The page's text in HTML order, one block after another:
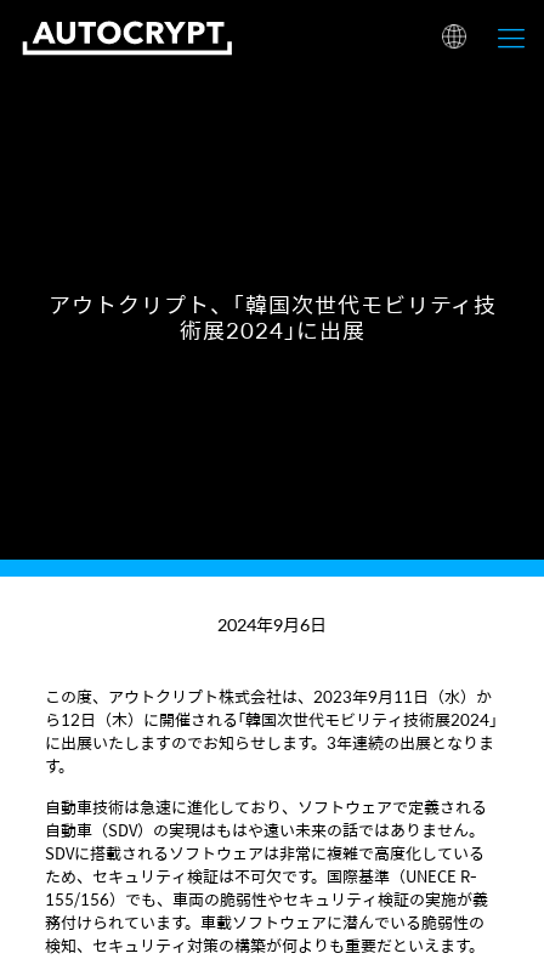
アウトクリプト、「韓国次世代モビリティ技
術展2024」に出展
2024年9月6日
この度、アウトクリプト株式会社は、2023年9月11日（水）か
ら12日（木）に開催される「韓国次世代モビリティ技術展2024」
に出展いたしますのでお知らせします。3年連続の出展となりま
す。
自動車技術は急速に進化しており、ソフトウェアで定義される
自動車（SDV）の実現はもはや遠い未来の話ではありません。
SDVに搭載されるソフトウェアは非常に複雑で高度化している
ため、セキュリティ検証は不可欠です。国際基準（UNECE R-
155/156）でも、車両の脆弱性やセキュリティ検証の実施が義
務付けられています。車載ソフトウェアに潜んでいる脆弱性の
検知、セキュリティ対策の構築が何よりも重要だといえます。